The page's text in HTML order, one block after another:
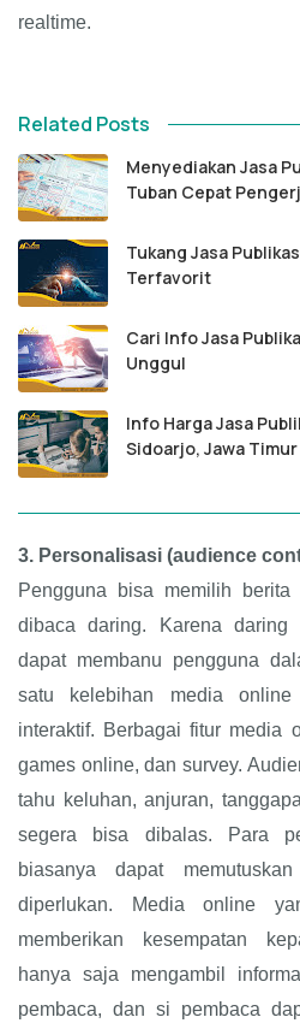
realtime.
Related Posts
Menyediakan Jasa
Tuban Cepat
Tukang Jasa
Terfavorit
Cari Info Jasa
Unggul
Info Harga Jasa
Sidoarjo, Jawa
3. Personalisasi (audience
Pengguna bisa memilih
dibaca daring. Karena daring
dapat membanu pengguna
satu kelebihan media
interaktif. Berbagai fitur media
games online, dan survey.
tahu keluhan, anjuran,
segera bisa dibalas. Para
biasanya dapat
diperlukan. Media online
memberikan kesempatan
hanya saja mengambil
pembaca, dan si pembaca